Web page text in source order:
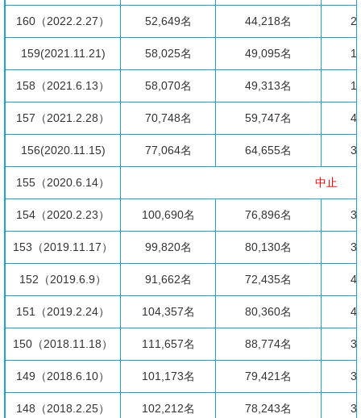
160（2022.2.27） 52,649名 44,218名
159(2021.11.21) 58,025名 49,095名
158（2021.6.13） 58,070名 49,313名
157（2021.2.28） 70,748名 59,747名
156(2020.11.15) 77,064名 64,655名
155（2020.6.14） 中止
154（2020.2.23） 100,690名 76,896名
153（2019.11.17） 99,820名 80,130名
152（2019.6.9） 91,662名 72,435名
151（2019.2.24） 104,357名 80,360名
150（2018.11.18） 111,657名 88,774名
149（2018.6.10） 101,173名 79,421名
148（2018.2.25） 102,212名 78,243名